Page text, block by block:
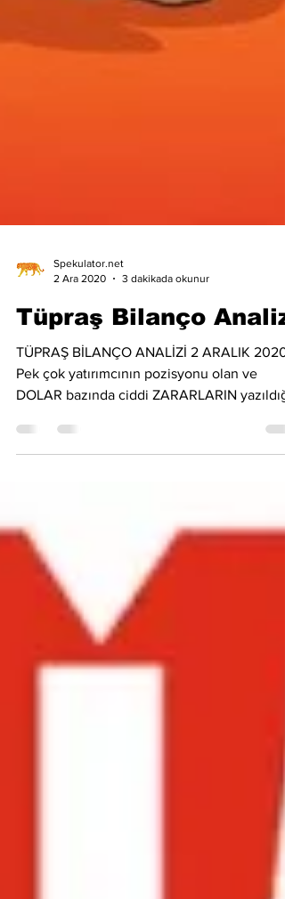
Spekulator.net
2 Ara 2020
3 dakikada okunur
Tüpraş Bilanço Analizi
TÜPRAŞ BİLANÇO ANALİZİ 2 ARALIK 2020
Pek çok yatırımcının pozisyonu olan ve